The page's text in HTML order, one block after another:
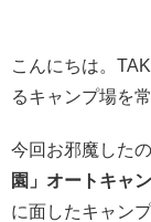
こんにちは。
るキャンプ場を
今回お邪魔した
園」オートキャ
に面したキャン